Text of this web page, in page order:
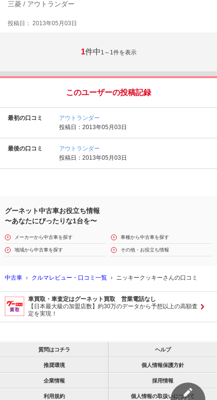
三菱 / アウトランダー
投稿日： 2013年05月03日
1件中 1～1件を表示
このユーザーの投稿記録
最初の口コミ
アウトランダー
投稿日：2013年05月03日
最後の口コミ
アウトランダー
投稿日：2013年05月03日
グーネット中古車お役立ち情報
〜あなたにぴったりな1台を〜
メーカーから中古車を探す 車種から中古車を探す
地域から中古車を探す その他・お役立ち情報
中古車 クルマレビュー・口コミ一覧 ニッキークッキーさんの口コミ
車買取・車査定はグーネット買取 営業電話なし
【日本最大級の加盟店数】約30万のデータから予想以上の高額査
定を実現！
質問はコチラ ヘルプ
推奨環境 個人情報保護方針
企業情報 採用情報
利用規約 個人情報の取扱いについて